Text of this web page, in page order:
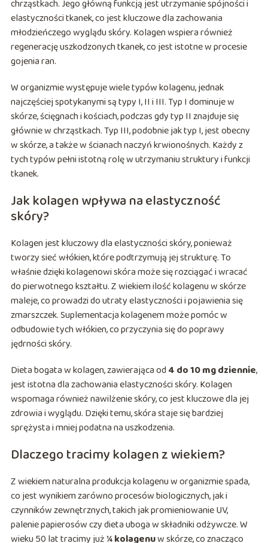
chrząstkach. Jego główną funkcją jest utrzymanie spójności i
elastyczności tkanek, co jest kluczowe dla zachowania
młodzieńczego wyglądu skóry. Kolagen wspiera również
regenerację uszkodzonych tkanek, co jest istotne w procesie
gojenia ran.
W organizmie występuje wiele typów kolagenu, jednak
najczęściej spotykanymi są typy I, II i III. Typ I dominuje w
skórze, ścięgnach i kościach, podczas gdy typ II znajduje się
głównie w chrząstkach. Typ III, podobnie jak typ I, jest obecny
w skórze, a także w ścianach naczyń krwionośnych. Każdy z
tych typów pełni istotną rolę w utrzymaniu struktury i funkcji
tkanek.
Jak kolagen wpływa na elastyczność
skóry?
Kolagen jest kluczowy dla elastyczności skóry, ponieważ
tworzy sieć włókien, które podtrzymują jej strukturę. To
właśnie dzięki kolagenowi skóra może się rozciągać i wracać
do pierwotnego kształtu. Z wiekiem ilość kolagenu w skórze
maleje, co prowadzi do utraty elastyczności i pojawienia się
zmarszczek. Suplementacja kolagenem może pomóc w
odbudowie tych włókien, co przyczynia się do poprawy
jędrności skóry.
Dieta bogata w kolagen, zawierająca od 4 do 10 mg dziennie,
jest istotna dla zachowania elastyczności skóry. Kolagen
wspomaga również nawilżenie skóry, co jest kluczowe dla jej
zdrowia i wyglądu. Dzięki temu, skóra staje się bardziej
sprężysta i mniej podatna na uszkodzenia.
Dlaczego tracimy kolagen z wiekiem?
Z wiekiem naturalna produkcja kolagenu w organizmie spada,
co jest wynikiem zarówno procesów biologicznych, jak i
czynników zewnętrznych, takich jak promieniowanie UV,
palenie papierosów czy dieta uboga w składniki odżywcze. W
wieku 50 lat tracimy już¼ kolagenuw skórze, co znacząco